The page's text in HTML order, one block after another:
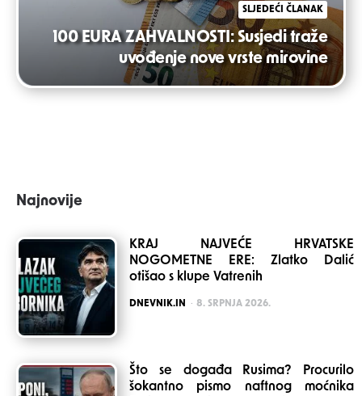
SLJEDEĆI ČLANAK
100 EURA ZAHVALNOSTI: Susjedi traže
uvođenje nove vrste mirovine
Najnovije
KRAJ NAJVEĆE HRVATSKE
NOGOMETNE ERE: Zlatko Dalić
otišao s klupe Vatrenih
POSTED
DNEVNIK.IN 8. SRPNJA 2026.
Što se događa Rusima? Procurilo
šokantno pismo naftnog moćnika